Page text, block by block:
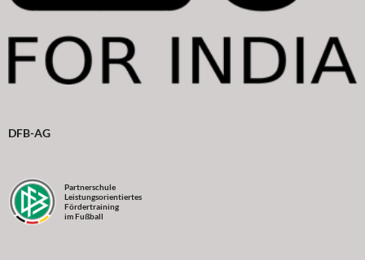
DFB-AG
Partnerschule
Leistungsorientiertes
Fördertraining
im Fußball